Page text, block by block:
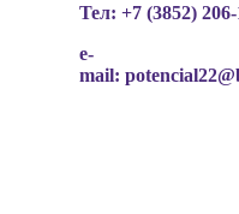
Тел: +7 (3852)
e-
mail: